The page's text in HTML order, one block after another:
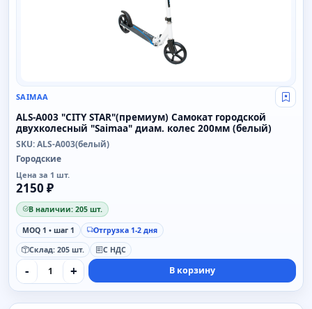
SAIMAA Свой
ALS-A003 "CITY STAR"(премиум) Самокат городской
двухколесный "Saimaa" диам. колес 200мм (белый)
SKU: ALS-A003(белый)
Городские
Цена за 1 шт.
2150 ₽
В наличии: 205 шт.
MOQ 1 • шаг 1
Отгрузка 1-2 дня
Склад: 205 шт.
С НДС
- + В корзину